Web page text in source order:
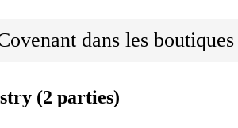
dans les boutiques
(2 parties)